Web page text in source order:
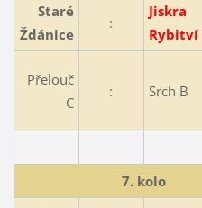
Staré
Ždánice
:
Jiskra
Rybitví
Přelouč
C
: Srch B
7. kolo